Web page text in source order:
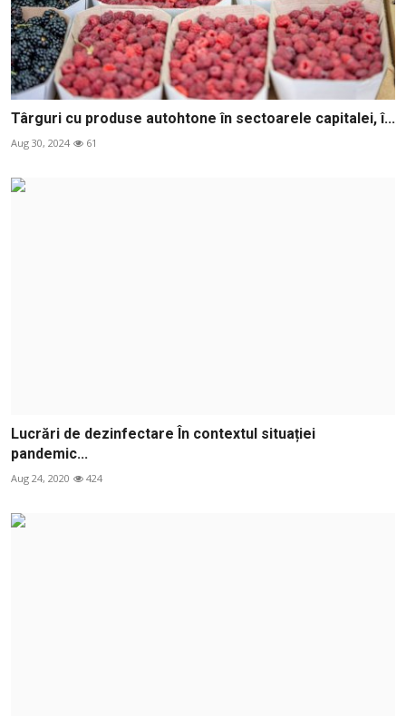
Târguri cu produse autohtone în sectoarele capitalei, î...
Aug 30, 2024 61
Lucrări de dezinfectare În contextul situației
pandemic...
Aug 24, 2020 424